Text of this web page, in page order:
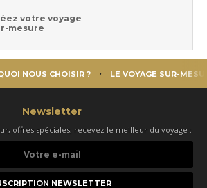
votre voyage
mesure
NOUS CHOISIR ? LE VOYAGE SUR-
Newsletter
offres spéciales, recevez le meilleur du voyage :